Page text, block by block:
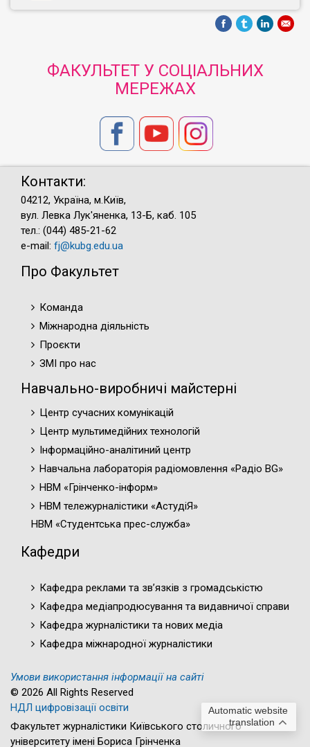
Automatic website
translation
ФАКУЛЬТЕТ У СОЦІАЛЬНИХ
МЕРЕЖАХ
Контакти:
04212, Україна, м.Київ,
вул. Левка Лук'яненка, 13-Б, каб. 105
тел.: (044) 485-21-62
e-mail: fj@kubg.edu.ua
Про Факультет
Команда
Міжнародна діяльність
Проєкти
ЗМІ про нас
Навчально-виробничі майстерні
Центр сучасних комунікацій
Центр мультимедійних технологій
Інформаційно-аналітиний центр
Навчальна лабораторія радіомовлення «Радіо BG»
НВМ «Грінченко-інформ»
НВМ тележурналістики «АстудіЯ»
НВМ «Студентська прес-служба»
Кафедри
Кафедра реклами та зв’язків з громадськістю
Кафедра медіапродюсування та видавничої справи
Кафедра журналістики та нових медіа
Кафедра міжнародної журналістики
Умови використання інформації на сайті
© 2026 All Rights Reserved
НДЛ цифровізації освіти
Факультет журналістики Київського столичного
університету імені Бориса Грінченка